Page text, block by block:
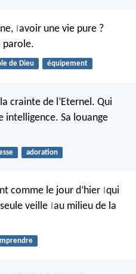
avoir une vie pure ?
parole.
de Dieu équipement
crainte de l’Eternel. Qui
intelligence. Sa louange
adoration
comme le jour d’hier qui
veille au milieu de la